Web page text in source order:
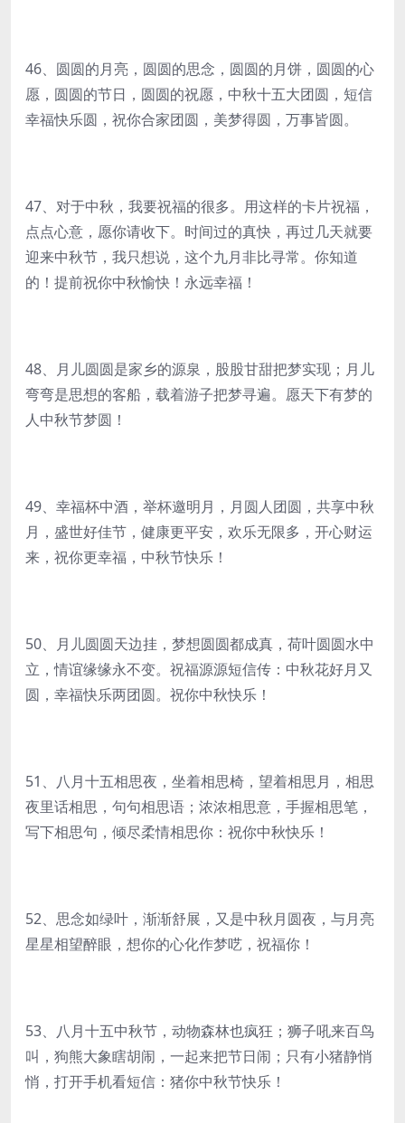
46、圆圆的月亮，圆圆的思念，圆圆的月饼，圆圆的心
愿，圆圆的节日，圆圆的祝愿，中秋十五大团圆，短信
幸福快乐圆，祝你合家团圆，美梦得圆，万事皆圆。
47、对于中秋，我要祝福的很多。用这样的卡片祝福，
点点心意，愿你请收下。时间过的真快，再过几天就要
迎来中秋节，我只想说，这个九月非比寻常。你知道
的！提前祝你中秋愉快！永远幸福！
48、月儿圆圆是家乡的源泉，股股甘甜把梦实现；月儿
弯弯是思想的客船，载着游子把梦寻遍。愿天下有梦的
人中秋节梦圆！
49、幸福杯中酒，举杯邀明月，月圆人团圆，共享中秋
月，盛世好佳节，健康更平安，欢乐无限多，开心财运
来，祝你更幸福，中秋节快乐！
50、月儿圆圆天边挂，梦想圆圆都成真，荷叶圆圆水中
立，情谊缘缘永不变。祝福源源短信传：中秋花好月又
圆，幸福快乐两团圆。祝你中秋快乐！
51、八月十五相思夜，坐着相思椅，望着相思月，相思
夜里话相思，句句相思语；浓浓相思意，手握相思笔，
写下相思句，倾尽柔情相思你：祝你中秋快乐！
52、思念如绿叶，渐渐舒展，又是中秋月圆夜，与月亮
星星相望醉眼，想你的心化作梦呓，祝福你！
53、八月十五中秋节，动物森林也疯狂；狮子吼来百鸟
叫，狗熊大象瞎胡闹，一起来把节日闹；只有小猪静悄
悄，打开手机看短信：猪你中秋节快乐！